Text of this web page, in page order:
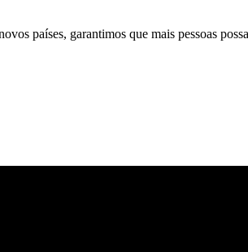
países, garantimos que mais pessoas